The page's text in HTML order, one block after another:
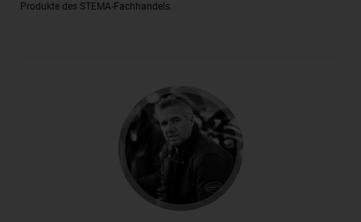
Produkte des STEMA-Fachhandels.